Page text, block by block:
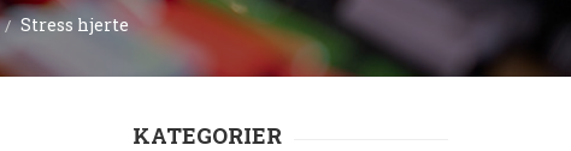
Stress hjerte
KATEGORIER